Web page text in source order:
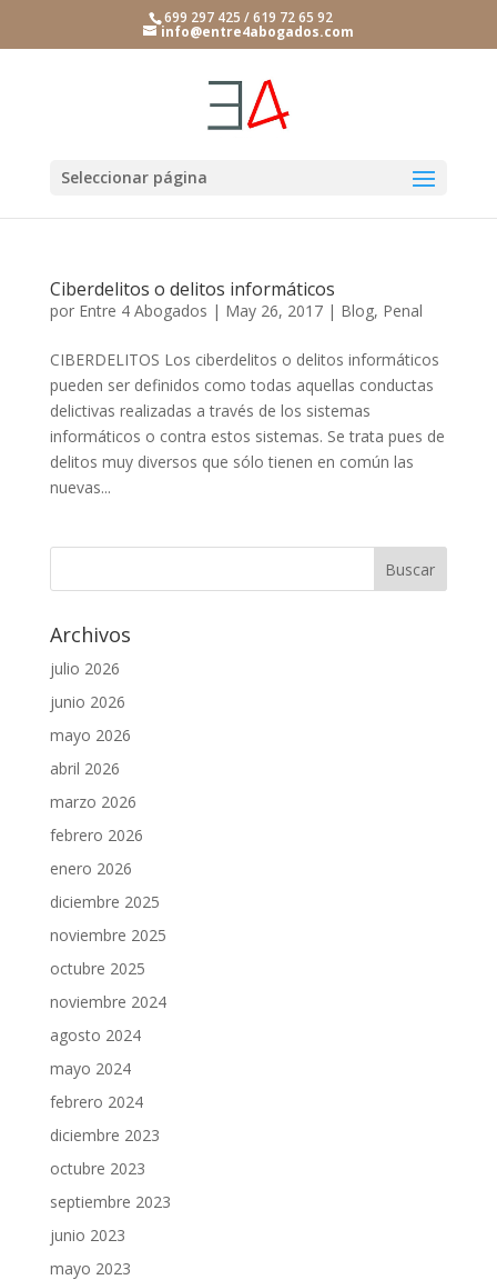
699 297 425 / 619 72 65 92
info@entre4abogados.com
Seleccionar página
Ciberdelitos o delitos informáticos
por Entre 4 Abogados | May 26, 2017| Blog, Penal
CIBERDELITOS Los ciberdelitos o delitos informáticos
pueden ser definidos como todas aquellas conductas
delictivas realizadas a través de los sistemas
informáticos o contra estos sistemas. Se trata pues de
delitos muy diversos que sólo tienen en común las
nuevas...
Archivos
julio 2026
junio 2026
mayo 2026
abril 2026
marzo 2026
febrero 2026
enero 2026
diciembre 2025
noviembre 2025
octubre 2025
noviembre 2024
agosto 2024
mayo 2024
febrero 2024
diciembre 2023
octubre 2023
septiembre 2023
junio 2023
mayo 2023